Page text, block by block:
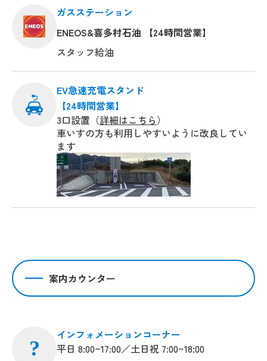
ガスステーション
ENEOS&喜多村石油 【24時間営業】
スタッフ給油
EV急速充電スタンド
【24時間営業】
3口設置（詳細はこちら）
車いすの方も利用しやすいように改良してい
ます
案内カウンター
?
インフォメーションコーナー
平日 8:00~17:00／土日祝 7:00~18:00